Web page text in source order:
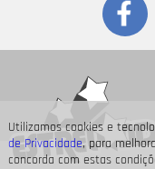
Utilizamos cookies e
de Privacidade, para
concorda com estas